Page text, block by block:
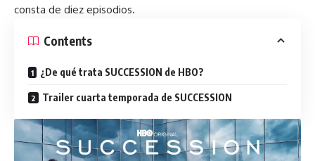
consta de diez episodios.
Contents
¿De qué trata SUCCESSION de HBO?
Trailer cuarta temporada de SUCCESSION